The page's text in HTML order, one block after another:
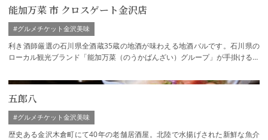
能加万菜 市 クロスゲート金沢店
利き酒師厳選の石川県全酒蔵35蔵の地酒が味わえる地酒バルです。石川県の
ローカル観光ブランド「能加万菜（のうかばんざい）グループ」が手掛ける新
#グルメチケット金沢美味
五郎八
歴史ある金沢木倉町にて40年の老舗居酒屋。北陸で水揚げされた新鮮な魚介
#グルメチケット金沢美味